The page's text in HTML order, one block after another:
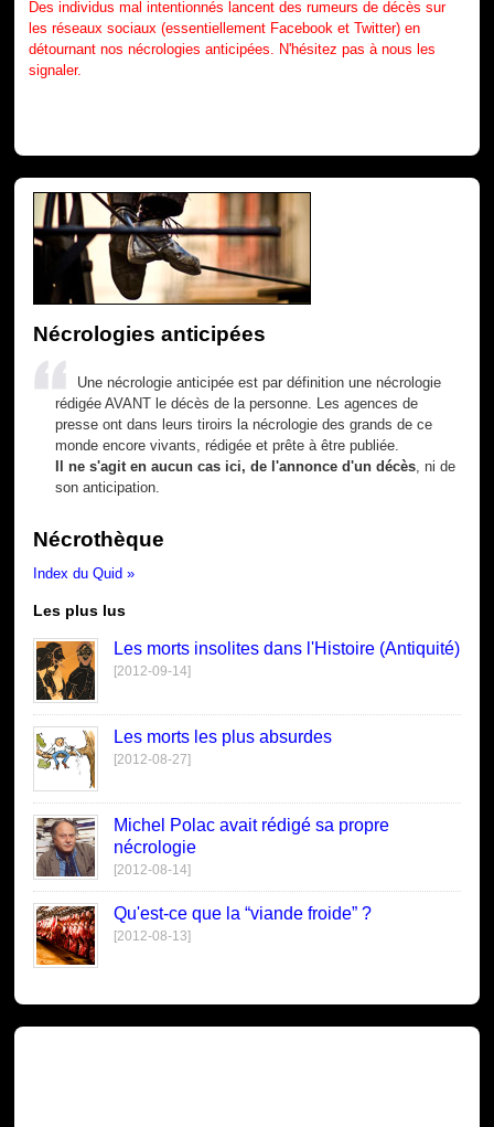
Des individus mal intentionnés lancent des rumeurs de décès sur
les réseaux sociaux (essentiellement Facebook et Twitter) en
détournant nos nécrologies anticipées. N'hésitez pas à nous les
signaler.
Nécrologies anticipées
Une nécrologie anticipée est par définition une nécrologie
rédigée AVANT le décès de la personne. Les agences de
presse ont dans leurs tiroirs la nécrologie des grands de ce
monde encore vivants, rédigée et prête à être publiée.
Il ne s'agit en aucun cas ici, de l'annonce d'un décès , ni de
son anticipation.
Nécrothèque
Index du Quid »
Les plus lus
Les morts insolites dans l'Histoire (Antiquité)
[2012-09-14]
Les morts les plus absurdes
[2012-08-27]
Michel Polac avait rédigé sa propre
nécrologie
[2012-08-14]
Qu'est-ce que la “viande froide” ?
[2012-08-13]